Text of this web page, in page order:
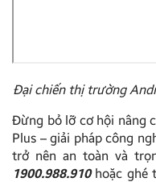
Đại chiến thị trường
Đừng bỏ lỡ cơ hội nâng
Plus – giải pháp công
trở nên an toàn và
1900.988.910hoặc ghé